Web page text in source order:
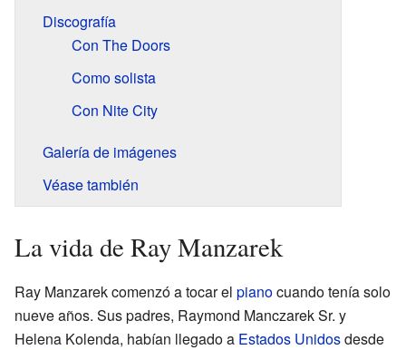
Discografía
Con The Doors
Como solista
Con Nite City
Galería de imágenes
Véase también
La vida de Ray Manzarek
Ray Manzarek comenzó a tocar el pianocuando tenía solo
nueve años. Sus padres, Raymond Manczarek Sr. y
Helena Kolenda, habían llegado a Estados Unidosdesde